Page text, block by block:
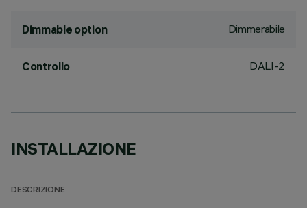
Dimmable option Dimmerabile
Controllo DALI-2
INSTALLAZIONE
DESCRIZIONE